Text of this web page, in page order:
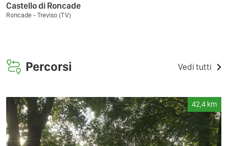
Castello di Roncade
Roncade - Treviso (TV)
Percorsi Vedi tutti
42,4 km